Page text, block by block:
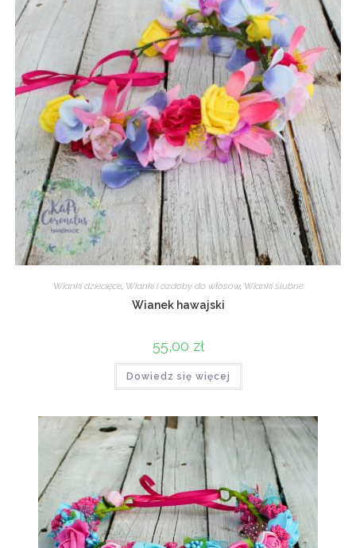
Wianki dziecięce, Wianki i ozdoby do włosów, Wianki ślubne
Wianek hawajski
55,00 zł
Dowiedz się więcej